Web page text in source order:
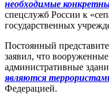
необходимые
спецслужб России к
государственных
Постоянный
заявил, что
административные
являются
Федерацией.